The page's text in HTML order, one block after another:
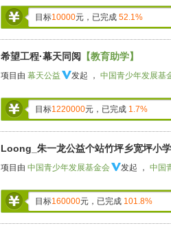
目标10000元，已完成 52.1%
希望工程·幕天同阅 【教育助学】
项目由 幕天公益 发起 ， 中国青少年发展基
目标1220000元，已完成 1.7%
Loong_朱一龙公益个站竹坪乡宽坪小学
项目由 中国青少年发展基金会 发起 ， 中国
目标160000元，已完成 101.8%